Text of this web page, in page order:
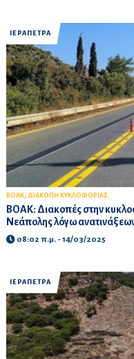
ΙΕΡΑΠΕΤΡΑ
ΒΟΑΚ, ΔΙΑΚΟΠΗ ΚΥΚΛΟΦΟΡΙΑΣ
ΒΟΑΚ: Διακοπές στην
Νεάπολης λόγω
08:02 π.μ. - 14/03/2025
ΙΕΡΑΠΕΤΡΑ